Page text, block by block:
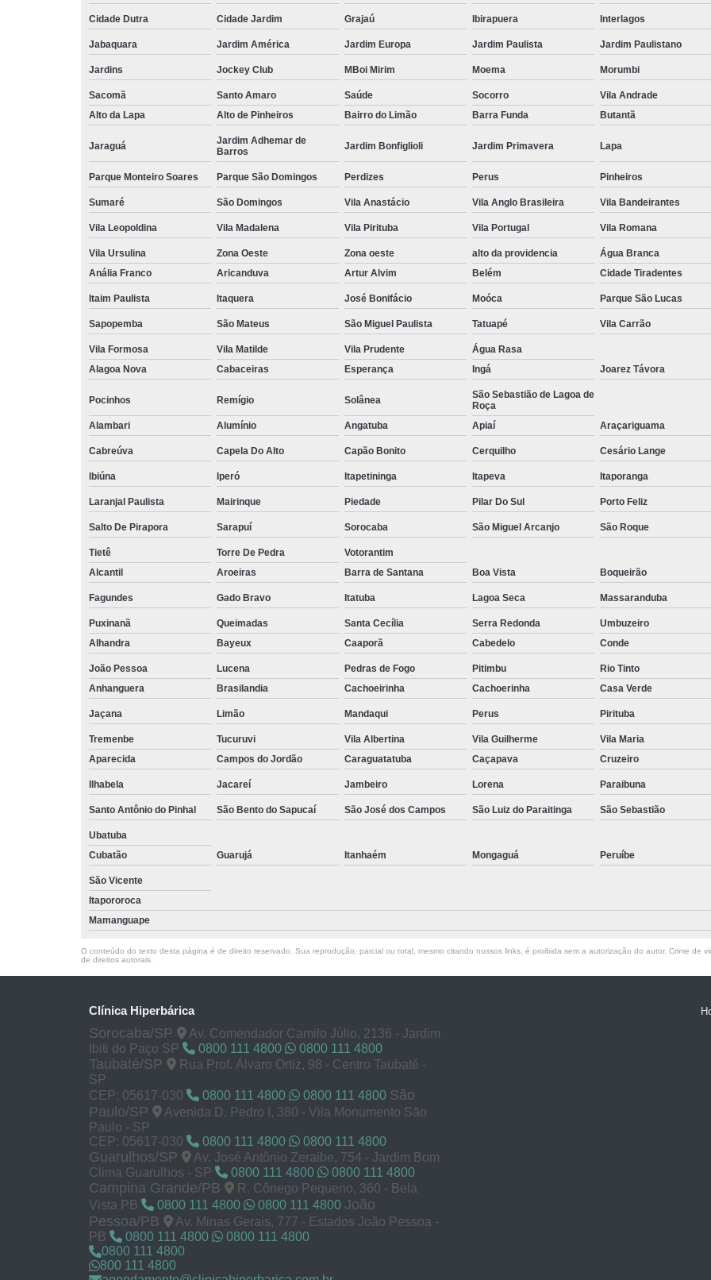
Tratamento Câmara Hiperbárica
Tratamento Feridas Câmara
Tratamento Hiperbárica em Campina Grande
Tratamento Hiperbárica em São Paulo
Tratamento Hiperbárica em Taubaté
Tratamento por Hiperbárica
Tratamento
Tratamento de Oxigenoterapia
Tratamento de Oxigenoterapia em João Pessoa
Tratamento de Oxigenoterapia em Sorocaba
Tratamento de Oxigenoterapia Hiperbárica
Tratamento para Oxigenoterapia
Tratamento por
Cidade Dutra Cidade Jardim Grajaú Ibirapuera Interlagos
Jabaquara Jardim América Jardim Europa Jardim Paulista Jardim Paulistano
Jardins Jockey Club MBoi Mirim Moema Morumbi
Sacomã Santo Amaro Saúde Socorro Vila Andrade
Alto da Lapa
Alto de Pinheiros Bairro do Limão Barra Funda Butantã
Jaraguá
Jardim Adhemar de
Barros
Jardim Bonfiglioli Jardim Primavera Lapa
Parque Monteiro Soares Parque São Domingos Perdizes Perus Pinheiros
Sumaré São Domingos Vila Anastácio Vila Anglo Brasileira Vila Bandeirantes
Vila Leopoldina Vila Madalena Vila Pirituba Vila Portugal Vila Romana
Vila Ursulina Zona Oeste Zona oeste alto da providencia
Água Branca
Anália Franco
Aricanduva Artur Alvim Belém Cidade Tiradentes
Itaim Paulista Itaquera José Bonifácio Moóca Parque São Lucas
Sapopemba São Mateus São Miguel Paulista Tatuapé Vila Carrão
Vila Formosa Vila Matilde Vila Prudente
Água Rasa
Alagoa Nova
Cabaceiras Esperança Ingá Joarez Távora
Pocinhos Remígio Solânea
São Sebastião de Lagoa de
Roça
Alambari
Alumínio Angatuba Apiaí Araçariguama
Cabreúva Capela Do Alto Capão Bonito Cerquilho Cesário Lange
Ibiúna Iperó Itapetininga Itapeva Itaporanga
Laranjal Paulista Mairinque Piedade Pilar Do Sul Porto Feliz
Salto De Pirapora Sarapuí Sorocaba São Miguel Arcanjo São Roque
Tietê Torre De Pedra
Votorantim
Alcantil
Aroeiras Barra de Santana Boa Vista Boqueirão
Fagundes Gado Bravo Itatuba Lagoa Seca Massaranduba
Puxinanã Queimadas Santa Cecília Serra Redonda
Umbuzeiro
Alhandra
Bayeux Caaporã Cabedelo Conde
João Pessoa Lucena Pedras de Fogo Pitimbu Rio Tinto
Anhanguera
Brasilandia Cachoeirinha Cachoerinha Casa Verde
Jaçana Limão Mandaqui Perus Pirituba
Tremenbe Tucuruvi Vila Albertina Vila Guilherme Vila Maria
Aparecida
Campos do Jordão Caraguatatuba Caçapava Cruzeiro
Ilhabela Jacareí Jambeiro Lorena Paraibuna
Santo Antônio do Pinhal São Bento do Sapucaí São José dos Campos São Luiz do Paraitinga São Sebastião
Ubatuba
Cubatão
Guarujá Itanhaém Mongaguá Peruíbe
São Vicente
Itapororoca
Mamanguape
O conteúdo do texto desta página é de direito reservado. Sua reprodução, parcial ou total, mesmo citando nossos links, é proibida sem a autorização do autor. Crime de
de direitos autorais
Clínica Hiperbárica
Sorocaba/SP
Av. Comendador Camilo Júlio, 2136 - Jardim
Ibiti do Paço SP
0800 111 4800 0800 111 4800
Taubaté/SP
Rua Prof. Álvaro Ortiz, 98 - Centro Taubaté -
SP
CEP: 05617-030
0800 111 4800 0800 111 4800 São
Paulo/SP
Avenida D. Pedro I, 380 - Vila Monumento São
Paulo - SP
CEP: 05617-030
0800 111 4800 0800 111 4800
Guarulhos/SP
Av. José Antônio Zeraibe, 754 - Jardim Bom
Clima Guarulhos - SP
0800 111 4800 0800 111 4800
Campina Grande/PB
R. Cônego Pequeno, 360 - Bela
Vista PB
0800 111 4800 0800 111 4800 João
Pessoa/PB
Av. Minas Gerais, 777 - Estados João Pessoa -
PB
0800 111 4800
0800 111 4800
0800 111 4800
800 111 4800